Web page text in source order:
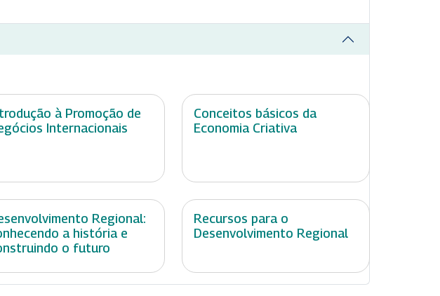
à Promoção de
Internacionais
Conceitos básicos da
Economia Criativa
Regional:
a história e
o futuro
Recursos para o
Desenvolvimento Regional